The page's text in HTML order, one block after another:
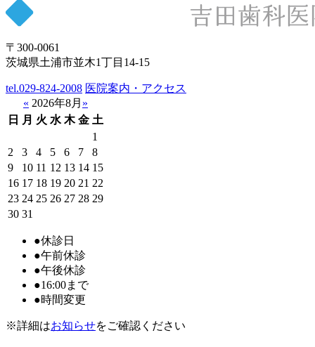
〒300-0061
茨城県土浦市並木1丁目14-15
tel.029-824-2008 医院案内・アクセス
« 2026年8月 »
日
月 火 水 木 金 土
1
2
3 4 5 6 7
8
9
10 11 12 13 14 15
16 17 18 19 20 21 22
23 24 25 26 27 28 29
30 31
●休診日
●午前休診
●午後休診
●16:00まで
●時間変更
※詳細はお知らせをご確認ください